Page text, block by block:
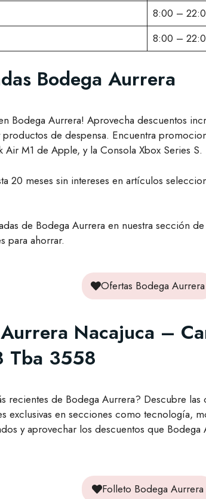
8:00 –
8:00 –
Bodega Aurrera
Bodega Aurrera! Aprovecha descuentos
de despensa. Encuentra
Air M1 de Apple, y la Consola Xbox Series S.
20 meses sin intereses en artículos
de Bodega Aurrera en nuestra sección
para ahorrar.
Ofertas Bodega Aurrera
Nacajuca –
Tba 3558
recientes de Bodega Aurrera? Descubre
exclusivas en secciones como tecnología,
y aprovechar los descuentos que Bodega
Folleto Bodega Aurrera